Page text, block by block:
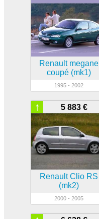
Renault megane
coupé (mk1)
1995 - 2002
5 883 €
↑
Renault Clio RS
(mk2)
2000 - 2005